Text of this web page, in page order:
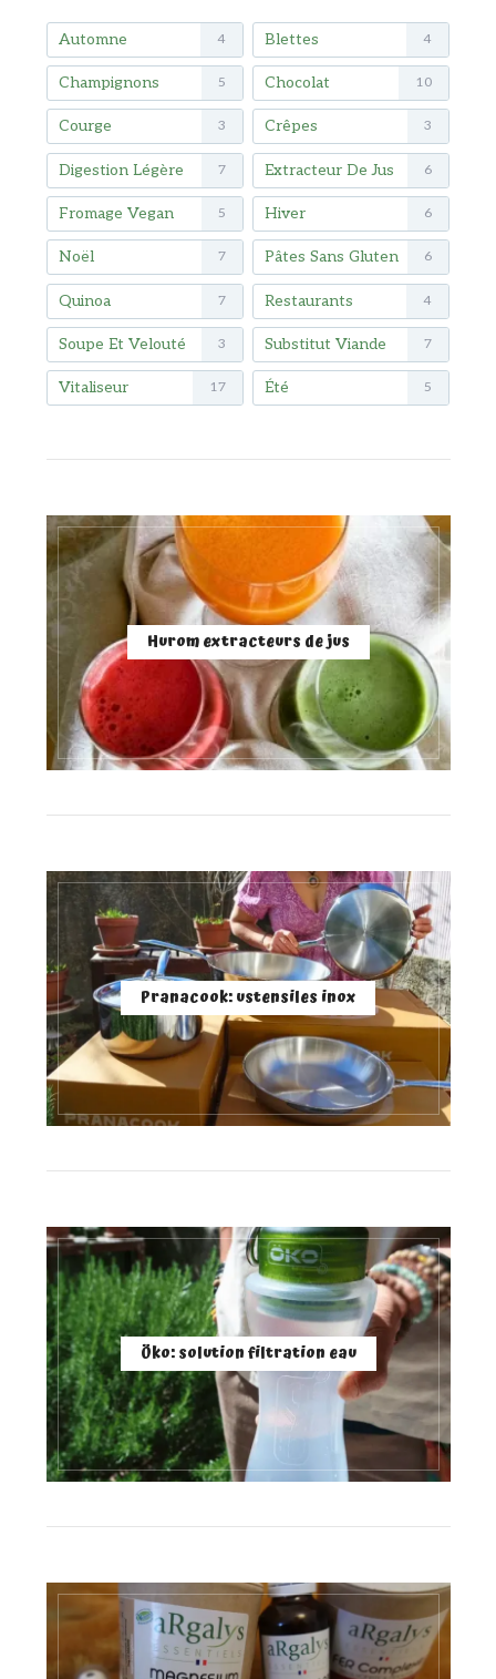
Automne 4 Blettes 4
Champignons 5 Chocolat 10
Courge 3 Crêpes 3
Digestion Légère 7 Extracteur De Jus 6
Fromage Vegan 5 Hiver 6
Noël 7 Pâtes Sans Gluten 6
Quinoa 7 Restaurants 4
Soupe Et Velouté 3 Substitut Viande 7
Vitaliseur 17 Été 5
Hurom extracteurs de jus
Pranacook: ustensiles inox
Öko: solution filtration eau